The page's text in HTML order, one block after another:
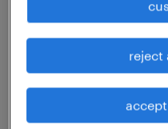
job details
descriptif du poste
reject